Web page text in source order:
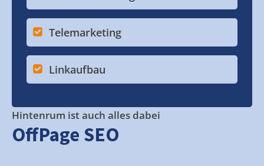
Telemarketing
Linkaufbau
Hintenrum ist auch alles dabei
OffPage SEO